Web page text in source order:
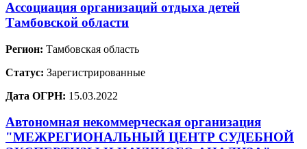
Ассоциация организаций отдыха детей
Тамбовской области
Регион: Тамбовская область
Статус: Зарегистрированные
Дата ОГРН: 15.03.2022
Автономная некоммерческая организация
"МЕЖРЕГИОНАЛЬНЫЙ ЦЕНТР СУДЕБНОЙ